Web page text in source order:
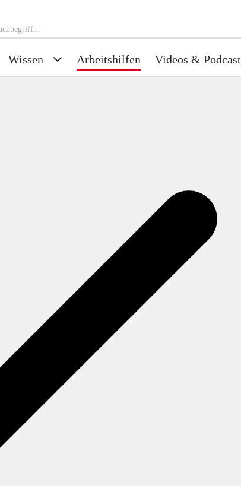
Wissen Arbeitshilfen Videos & Podcast